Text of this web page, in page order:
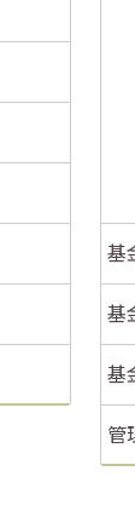
基
基
基
管